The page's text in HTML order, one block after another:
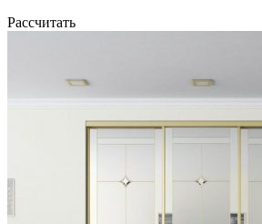
Рассчитать